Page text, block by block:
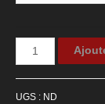
quantité
de
UGS : ND